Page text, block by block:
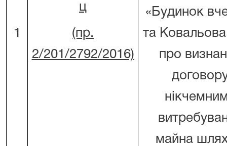
1
ц
(пр.
2/201/2792/2016)
«Будинок
та
про
майна